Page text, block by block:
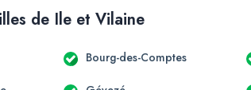
de Ile et Vilaine
Bourg-des-Comptes